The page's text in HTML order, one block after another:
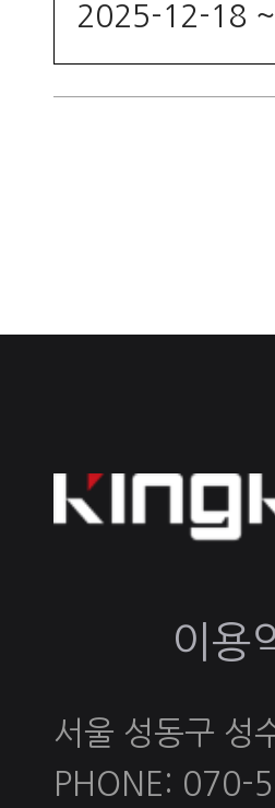
2025-12-18
이용
서울 성동구 성
PHONE: